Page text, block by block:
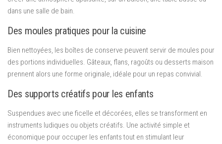
dans une salle de bain.
Des moules pratiques pour la cuisine
Bien nettoyées, les boîtes de conserve peuvent servir de moules pour
des portions individuelles. Gâteaux, flans, ragoûts ou desserts maison
prennent alors une forme originale, idéale pour un repas convivial.
Des supports créatifs pour les enfants
Suspendues avec une ficelle et décorées, elles se transforment en
instruments ludiques ou objets créatifs. Une activité simple et
économique pour occuper les enfants tout en stimulant leur